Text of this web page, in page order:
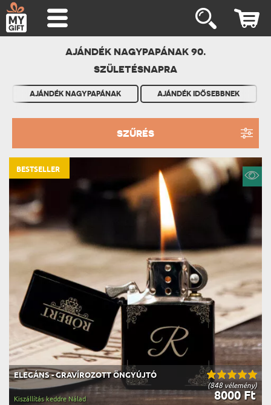
AJÁNDÉK NAGYPAPÁNAK 90.
SZÜLETÉSNAPRA
AJÁNDÉK NAGYPAPÁNAK AJÁNDÉK IDŐSEBBNEK
SZŰRÉS
(848 vélemény)
ELEGÁNS - GRAVÍROZOTT ÖNGYÚJTÓ
8000 Ft
Kiszállítás keddre Nálad
BESTSELLER